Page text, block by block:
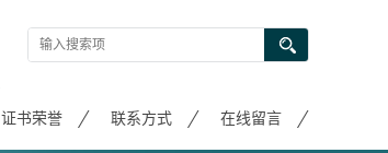
证书荣誉 联系方式 在线留言